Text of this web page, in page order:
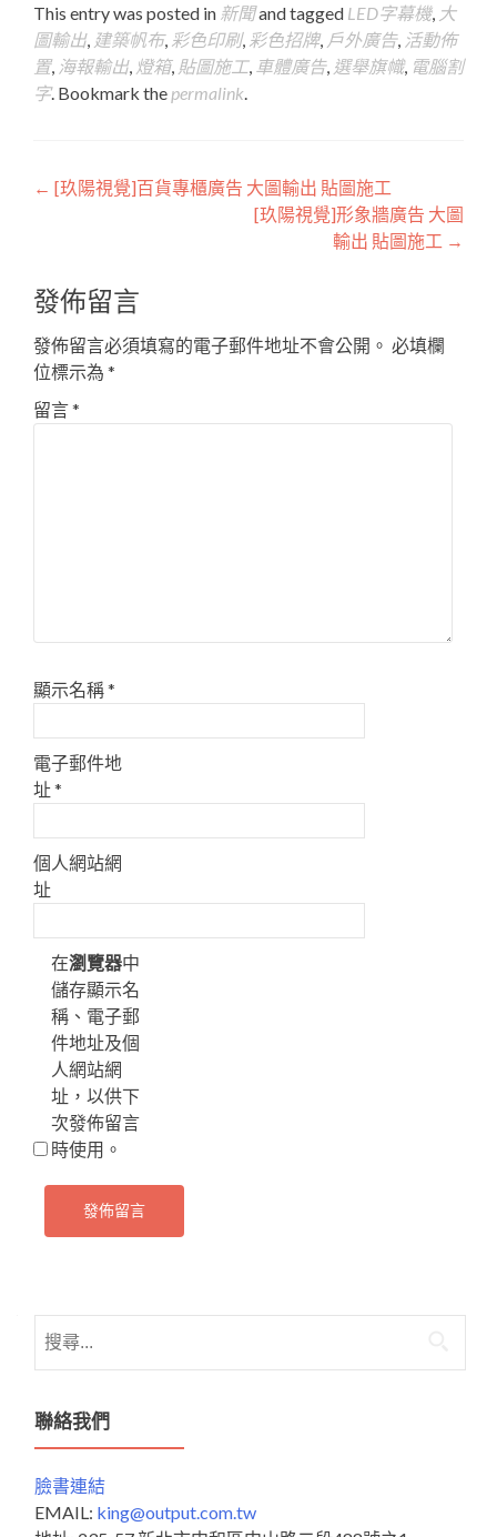
This entry was posted in 新聞and tagged LED字幕機, 大
圖輸出, 建築帆布, 彩色印刷, 彩色招牌, 戶外廣告, 活動佈
置, 海報輸出, 燈箱, 貼圖施工, 車體廣告, 選舉旗幟, 電腦割
字. Bookmark the permalink
Post
← [玖陽視覺]百貨專櫃廣告 大圖輸出 貼圖施工
[玖陽視覺]形象牆廣告 大圖
輸出 貼圖施工 →
發佈留言
發佈留言必須填寫的電子郵件地址不會公開。 必填欄
位標示為 *
留言*
顯示名稱*
電子郵件地
址*
個人網站網
址
在瀏覽器中
儲存顯示名
稱、電子郵
件地址及個
人網站網
址，以供下
次發佈留言
時使用。
尋
鍵
字:
聯絡我們
臉書連結
EMAIL: king@output.com.tw